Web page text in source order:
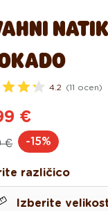
4.2 (11 ocen)
€
€
-15%
različico
Izberite